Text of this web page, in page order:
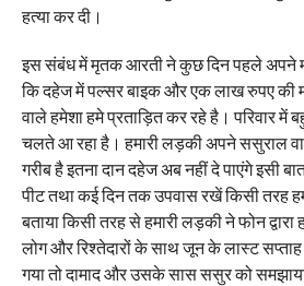
हत्या कर दी।
इस संबंध में मृतक आरती ने कुछ दिन पहले अपने
कि दहेज में पल्सर बाइक और एक लाख रुपए की
वाले हमेशा हमे प्रताड़ित कर रहे है। परिवार में
चलते आ रहा है। हमारी लड़की अपने ससुराल
गरीब है इतना दान दहेज अब नहीं दे पाएंगे इसी
पीट तथा कई दिन तक उपवास रखें किसी तरह
बताया किसी तरह से हमारी लड़की ने फोन
लोग और रिश्तेदारों के साथ जून के लास्ट
गया तो दामाद और उसके सास ससुर को समझाया